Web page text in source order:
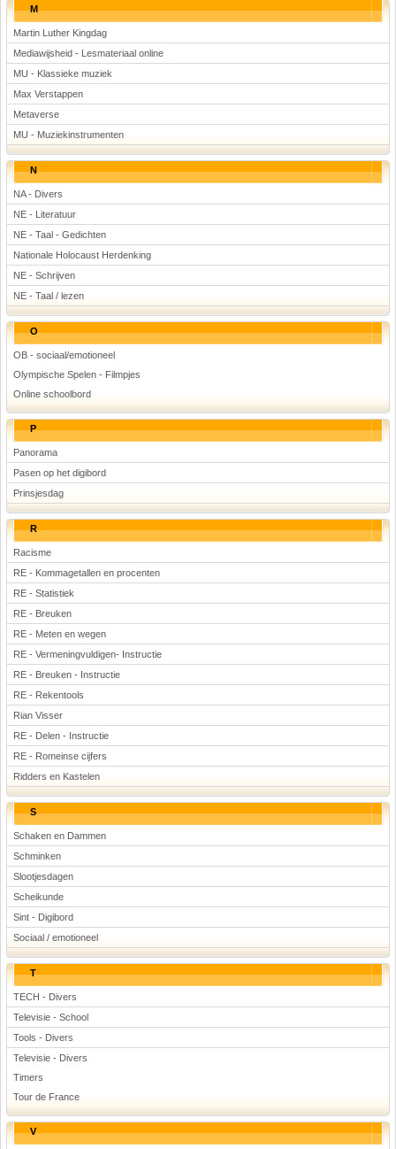
M
Martin Luther Kingdag
Mediawijsheid - Lesmateriaal online
MU - Klassieke muziek
Max Verstappen
Metaverse
MU - Muziekinstrumenten
N
NA - Divers
NE - Literatuur
NE - Taal - Gedichten
Nationale Holocaust Herdenking
NE - Schrijven
NE - Taal / lezen
O
OB - sociaal/emotioneel
Olympische Spelen - Filmpjes
Online schoolbord
P
Panorama
Pasen op het digibord
Prinsjesdag
R
Racisme
RE - Kommagetallen en procenten
RE - Statistiek
RE - Breuken
RE - Meten en wegen
RE - Vermeningvuldigen- Instructie
RE - Breuken - Instructie
RE - Rekentools
Rian Visser
RE - Delen - Instructie
RE - Romeinse cijfers
Ridders en Kastelen
S
Schaken en Dammen
Schminken
Slootjesdagen
Scheikunde
Sint - Digibord
Sociaal / emotioneel
T
TECH - Divers
Televisie - School
Tools - Divers
Televisie - Divers
Timers
Tour de France
V